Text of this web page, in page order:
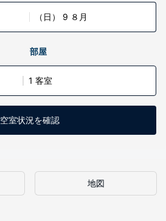
（日） 9 ８月
部屋
1 客室
空室状況を確認
地図